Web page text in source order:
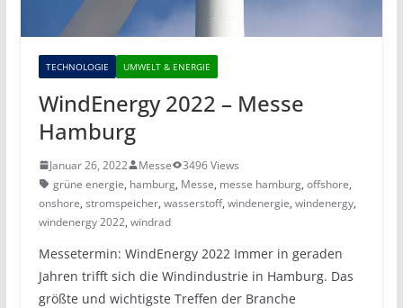
TECHNOLOGIE UMWELT & ENERGIE
WindEnergy 2022 – Messe
Hamburg
Januar 26, 2022 Messe
3496 Views
grüne energie, hamburg, Messe, messe hamburg, offshore,
onshore, stromspeicher, wasserstoff, windenergie, windenergy,
windenergy 2022, windrad
Messetermin: WindEnergy 2022 Immer in geraden
Jahren trifft sich die Windindustrie in Hamburg. Das
größte und wichtigste Treffen der Branche